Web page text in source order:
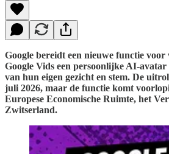
Google bereidt een nieuwe functie
Google Vids een persoonlijke AI-
van hun eigen gezicht en stem. De
juli 2026, maar de functie komt
Europese Economische Ruimte, het
Zwitserland.